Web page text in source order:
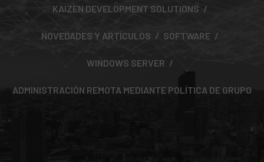
KAIZEN DEVELOPMENT SOLUTIONS
NOVEDADES Y ARTÍCULOS SOFTWARE
WINDOWS SERVER
ADMINISTRACIÓN REMOTA MEDIANTE POLÍTICA DE GRUPO